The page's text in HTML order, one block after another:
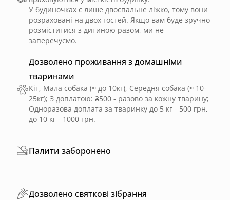
Дозволено проживання з домашніми
тваринами
Кіт, Мала собака (≈ до 10кг), Середня собака (≈ 10-
25кг); З доплатою: ₴500 - разово за кожну тварину;
Одноразова доплата за тваринку до 5 кг - 500 грн,
до 10 кг - 1000 грн.
У будиночках є лише двоспальне ліжко, тому вони
розраховані на двох гостей. Якщо вам буде зручно
розміститися з дитиною разом, ми не
заперечуємо.
Палити заборонено
Дозволено святкові зібрання